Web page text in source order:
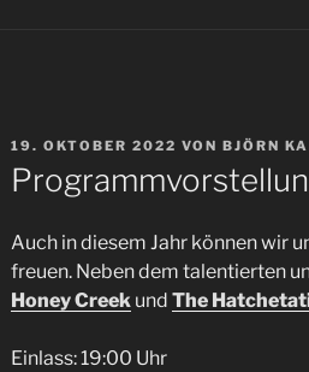
VERÖFFENTLICHT
AM
19. OKTOBER 2022 VON BJÖRN
Auch in diesem Jahr können wir
freuen. Neben dem talentierten
Honey Creek und The
Einlass: 19:00 Uhr